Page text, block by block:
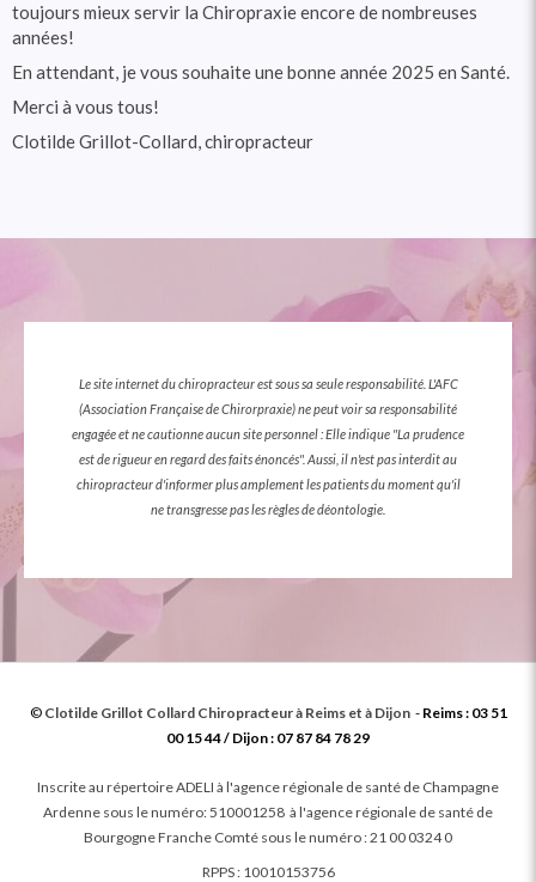
toujours mieux servir la Chiropraxie encore de nombreuses
années!
En attendant, je vous souhaite une bonne année 2025 en Santé.
Merci à vous tous!
Clotilde Grillot-Collard, chiropracteur
Le site internet du chiropracteur est sous sa seule responsabilité. L'AFC
(Association Française de Chirorpraxie) ne peut voir sa responsabilité
engagée et ne cautionne aucun site personnel : Elle indique "La prudence
est de rigueur en regard des faits énoncés". Aussi, il n'est pas interdit au
chiropracteur d'informer plus amplement les patients du moment qu'il
ne transgresse pas les règles de déontologie.
© Clotilde Grillot Collard Chiropracteur à Reims et à Dijon - Reims : 03 51
00 15 44 / Dijon : 07 87 84 78 29
Inscrite au répertoire ADELI à l'agence régionale de santé de Champagne
Ardenne sous le numéro: 510001258 à l'agence régionale de santé de
Bourgogne Franche Comté sous le numéro : 21 00 0324 0
RPPS : 10010153756